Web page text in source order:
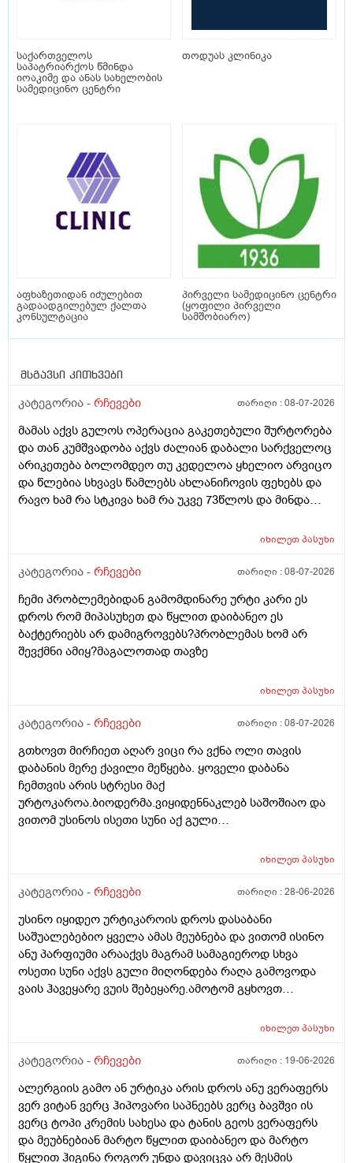
საქართველოს
საპატრიარქოს წმინდა
იოაკიმე და ანას სახელობის
სამედიცინო ცენტრი
თოდუას კლინიკა
აფხაზეთიდან იძულებით
გადაადგილებულ ქალთა
კონსულტაცია
პირველი სამედიცინო ცენტრი
(ყოფილი პირველი
სამშობიარო)
მსგავსი კითხვები
კატეგორია - რჩევები თარიღი :08-07-2026
მამას აქვს გულოს ოპერაცია გაკეთებული შურტორება
და თან კუმშვადობა აქვს ძალიან დაბალი სარქველოც
არიკეთება ბოლომდეო თუ კედელოა ყხელიო არვიცო
და წლებია სხვავს წამლებს ახლანიჩოვის ფეხებს და
რავო ხამ რა სტკივა ხამ რა უკვე 73წლოს და მინდა
და ფულინრომ არჰვაქ ვერანაირად ექიმთან ვერ
შედეგს იბ ის ექიმთან მაომც ჩავიდეს თუ თავის
იბნის ექიმყან რომ დ ვიტამინი გაიკეთოს და უბნის
ექიმის დანიშნულებას ვენდო ის ხომ კარდიოლოგი
არაა თან დიდათ რომ ვაკვირდები არაა მცოდნე ამ
მხრივ და ვერ ვენდობი და ხომ არავნებს მამას დ
სარისკოა?მის კარდიოლოგა ვერ დავირეკავ ან
იხილეთპასუხი
კატეგორია - რჩევები თარიღი :08-07-2026
ჩემი პრობლემებიდან გამომდინარე ურტი კარი ეს
დროს რომ მიპასუხეთ და წყლით დაიბანეო ეს
ბაქტერიებს არ დამიგროვებს?პრობლემას ხომ არ
შევქმნი ამიყ?მაგალოთად თავზე
იხილეთპასუხი
კატეგორია - რჩევები თარიღი :08-07-2026
გთხოვთ მირჩიეთ აღარ ვიცი რა ვქნა ოლი თავის
დაბანის მერე ქავილი მეწყება. ყოველი დაბანა
ჩემთვის არის სტრესი მაქ
ურტოკაროა.ბიოდერმა.ვიყიდენნაკლებ საშოშიაო და
ვითომ უსინოს ისეთი სუნი აქ გული
დამატენიანებელი შამპუნიც მაგრამ ყველაფერზე
შემიხლია ვიტანკები.რამე მირჩიეთ დამპუნი რა რომ
ამექავოს.ბიბხიანოს შამპუნი რომ ვიყიდო ბაბეზ3
უარესი ხომ არარის?მხოლპდ ბიბცოანის საპობს იტანს
ტანოს კანი მაგრამ შამპუნი აოხმაროა და ასე მგონია
ბაბე იფრო ნახია და თუ ბაბე მახლევს ქავილს ბიბჩენი
იგრო მომცემს?სავატაუდოთ სიმშრალისგან მექავება
ბინჩენი უკეთესია რონელი?სხვადასხვა აქვს ბუბჩენს
იხილეთპასუხი
კატეგორია - რჩევები თარიღი :28-06-2026
უსინო იყიდეო ურტიკაროის დროს დასაბანი
საშუალებებიო ყველა ამას მეუბნება და ვითომ ისინო
ანუ პარფიუმი არააქვს მაგრამ სამაგიეროდ სხვა
ოსეთი სუნი აქვს გული მიღონდება რაღა გამოვოდა
ვაის ჰავეყარე ვუის შებეყარე.ამოტომ გყხოვთ
დამატენიანებელ შამპუნს თაფლით რომ აროს იმას და
ბუბჩენის შამპუნი რომ ვიყიდო იმად?
იხილეთპასუხი
კატეგორია - რჩევები თარიღი : 19-06-2026
ალერგიის გამო ან ურტიკა არის დროს ანუ ვერაფერს
ვერ ვიტან ვერც ჰიპოვარი საპნეებს ვერც ბავშვი ის
ვერც ტოპი კრემის სახესა და ტანის გეოს ვერაფერს
და მეუბნებიან მარტო წყლით დაიბანეო და მარტო
წყლით ჰიგინა როგორ უნდა დავიცვა არ მესმის